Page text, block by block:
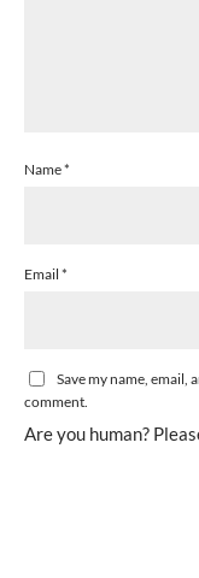
Name*
Email *
Save my name, email,
comment.
Are you human?